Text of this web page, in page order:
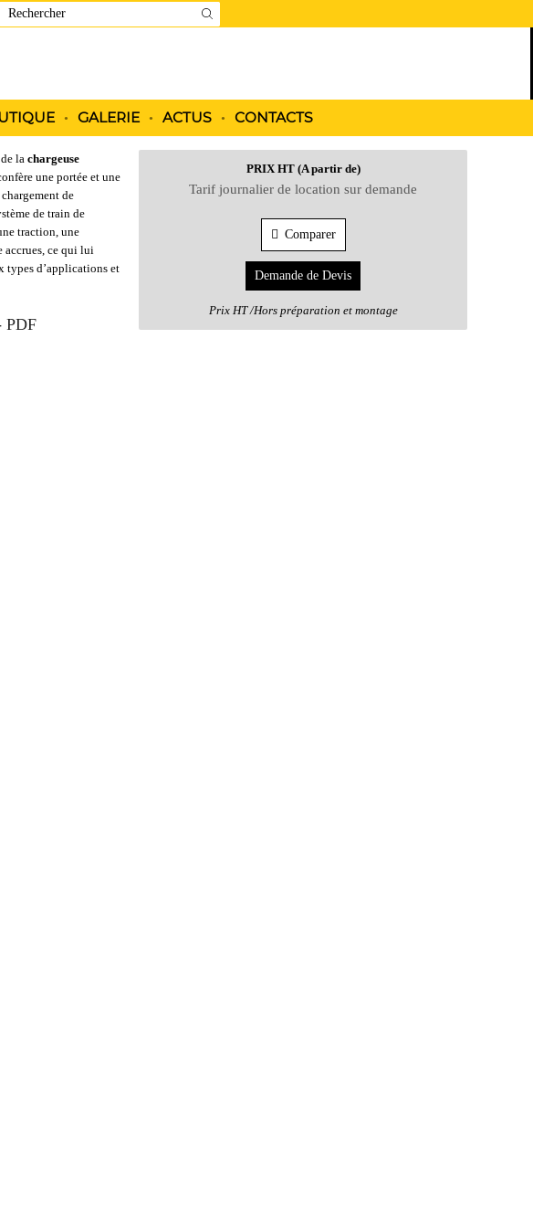
GALERIE ACTUS CONTACTS
la chargeuse
une portée et une
de
de train de
traction, une
accrues, ce qui lui
types d’applications et
PDF
PRIX HT (A partir de)
Tarif journalier de location sur demande
Comparer
Demande de Devis
Prix HT /Hors préparation et montage